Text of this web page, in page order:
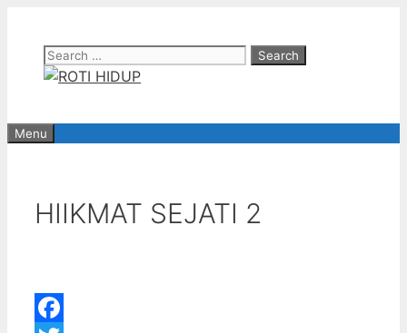
contentSearch
for:
Menu
HIIKMAT SEJATI 2